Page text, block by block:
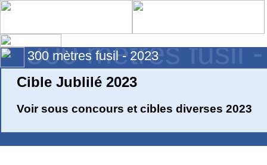
300 mètres fusil
300 mètres fusil - 2023
Cible Jublilé 2023
Voir sous concours et cibles diverses 2023